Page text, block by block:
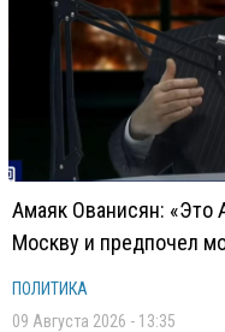
Амаяк Ованисян: «Это
Москву и предпочел
ПОЛИТИКА
09 Августа 2026 - 13:35